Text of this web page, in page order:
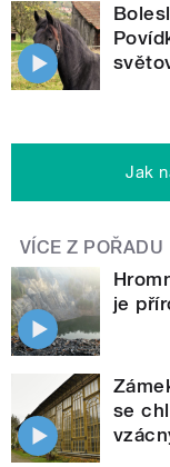
Jak
VÍCE Z POŘADU
je
se